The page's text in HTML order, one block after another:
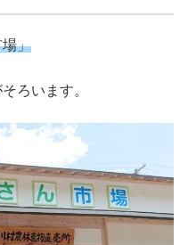
」
ろいます。